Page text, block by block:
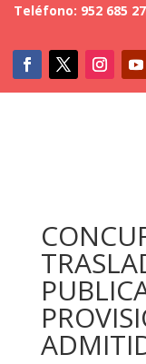
Teléfono: 952 685